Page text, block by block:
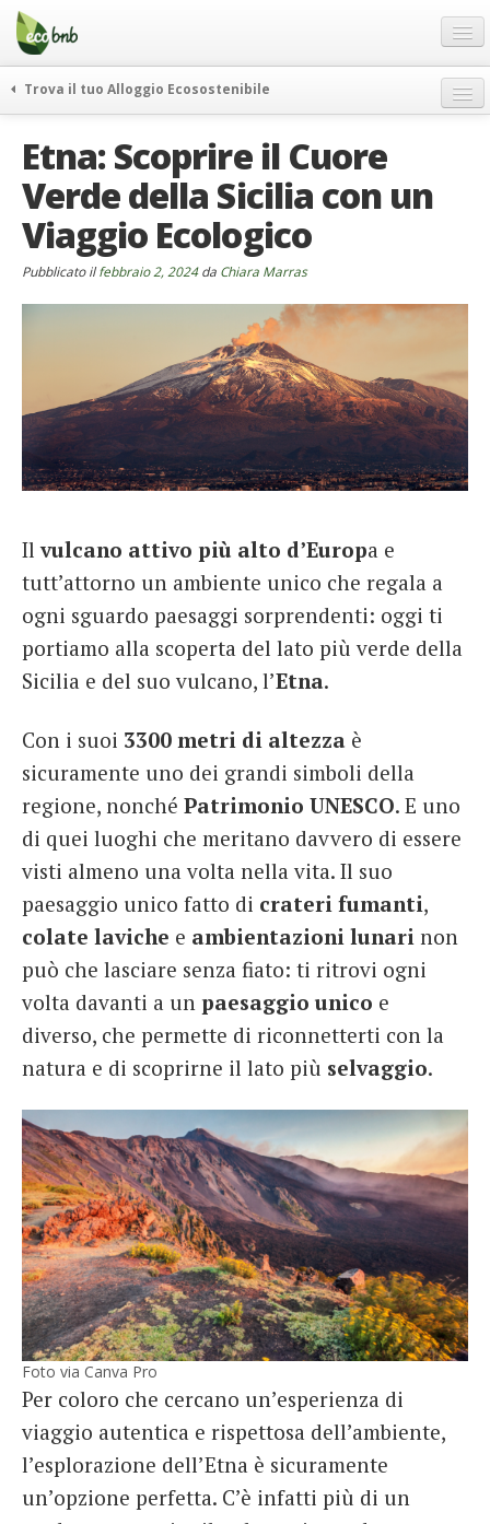
Menu
Salta
contenuto
Offerte Speciali
Regali
FAQ
Chi Siamo
Partner
Contatti
English
Spanish
Italiano
Trova il tuo Alloggio Ecosostenibile
itinerari
curiosità
vivere e viaggiare verde
news ed eventi
Etna: Scoprire il Cuore
Verde della Sicilia con un
Viaggio Ecologico
Pubblicato ilfebbraio 2, 2024da Chiara Marras
Ilvulcano attivo più alto d’Europa e
tutt’attorno un ambiente unico che regala a
ogni sguardo paesaggi sorprendenti: oggi ti
portiamo alla scoperta del lato più verde della
Sicilia e del suo vulcano, l’Etna.
Con i suoi 3300 metri di altezza è
sicuramente uno dei grandi simboli della
regione, nonché Patrimonio UNESCO. E uno
di quei luoghi che meritano davvero di essere
visti almeno una volta nella vita. Il suo
paesaggio unico fatto di crateri fumanti,
colate laviche e ambientazioni lunari non
può che lasciare senza fiato: ti ritrovi ogni
volta davanti a un paesaggio unico e
diverso, che permette di riconnetterti con la
natura e di scoprirne il lato più selvaggio.
Foto via Canva Pro
Per coloro che cercano un’esperienza di
viaggio autentica e rispettosa dell’ambiente,
l’esplorazione dell’Etna è sicuramente
un’opzione perfetta. C’è infatti più di un